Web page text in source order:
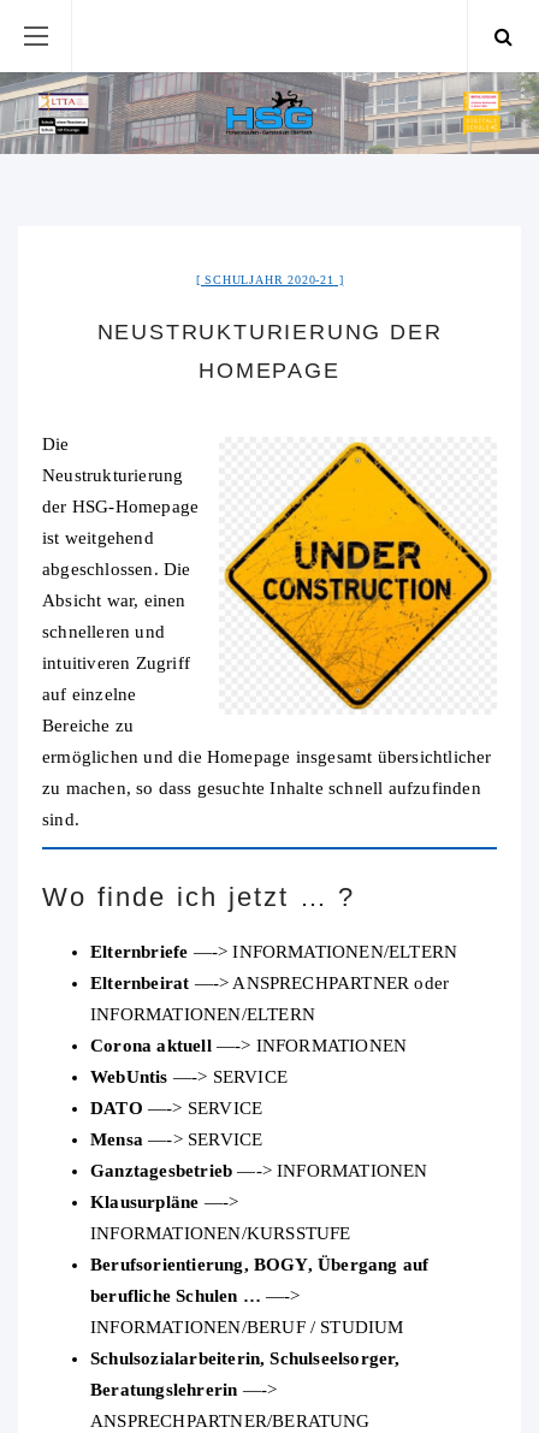
SCHULJAHR 2020-21
NEUSTRUKTURIERUNG DER
HOMEPAGE
Die
Neustrukturierung
der HSG-Homepage
ist weitgehend
abgeschlossen. Die
Absicht war, einen
schnelleren und
intuitiveren Zugriff
auf einzelne
Bereiche zu
ermöglichen und die Homepage insgesamt übersichtlicher
zu machen, so dass gesuchte Inhalte schnell aufzufinden
sind.
Wo finde ich jetzt … ?
Elternbriefe —-> INFORMATIONEN/ELTERN
Elternbeirat —-> ANSPRECHPARTNER oder
INFORMATIONEN/ELTERN
Corona aktuell—-> INFORMATIONEN
WebUntis —-> SERVICE
DATO —-> SERVICE
Mensa—-> SERVICE
Ganztagesbetrieb—-> INFORMATIONEN
Klausurpläne —->
INFORMATIONEN/KURSSTUFE
Berufsorientierung, BOGY, Übergang auf
berufliche Schulen … —->
INFORMATIONEN/BERUF / STUDIUM
Schulsozialarbeiterin, Schulseelsorger,
Beratungslehrerin —->
ANSPRECHPARTNER/BERATUNG